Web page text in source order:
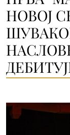
НОВОЈ